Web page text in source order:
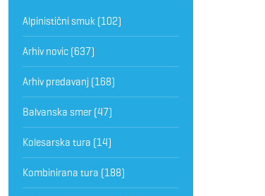
Alpinistični smuk(102)
Arhiv novic(637)
Arhiv predavanj(168)
Balvanska smer(47)
Kolesarska tura (14)
Kombinirana tura (188)